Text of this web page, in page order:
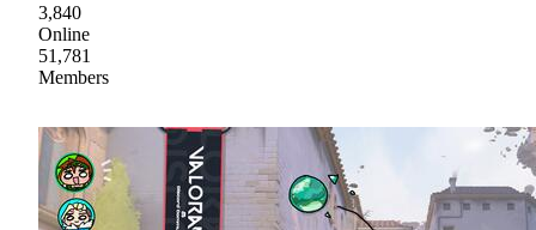
3,840
Online
51,781
Members